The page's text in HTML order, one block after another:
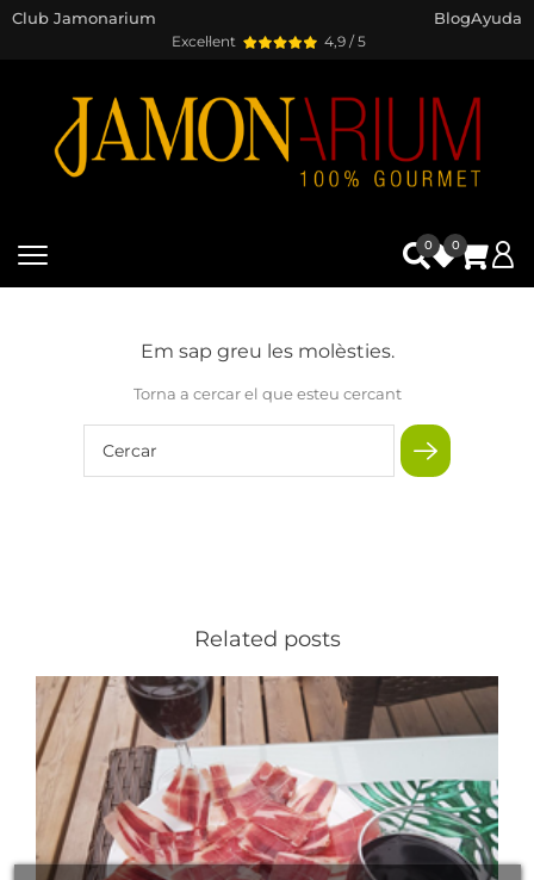
Excel·lent 4,9 / 5
Club Jamonarium BlogAyuda
0 0
Em sap greu les molèsties.
Torna a cercar el que esteu cercant
Related posts